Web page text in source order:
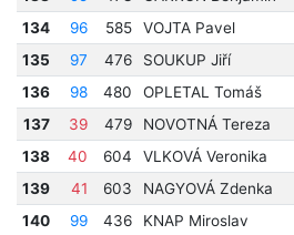
134
96 585 VOJTA Pavel
135
97 476 SOUKUP Jiří
136
98 480 OPLETAL Tomáš
137
39 479 NOVOTNÁ Tereza
138
40 604 VLKOVÁ Veronika
139
41 603 NAGYOVÁ Zdenka
140
99 436 KNAP Miroslav